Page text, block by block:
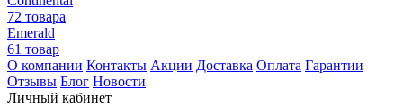
72 товара
Emerald
61 товар
О компании Контакты Акции Доставка Оплата Гарантии
Отзывы Блог Новости
Личный кабинет